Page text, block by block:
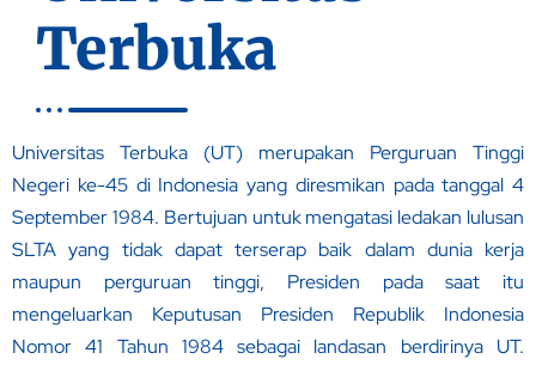
Terbuka
Universitas Terbuka (UT) merupakan Perguruan Tinggi
Negeri ke-45 di Indonesia yang diresmikan pada tanggal 4
September 1984. Bertujuan untuk mengatasi ledakan lulusan
SLTA yang tidak dapat terserap baik dalam dunia kerja
maupun perguruan tinggi, Presiden pada saat itu
mengeluarkan Keputusan Presiden Republik Indonesia
Nomor 41 Tahun 1984 sebagai landasan berdirinya UT.